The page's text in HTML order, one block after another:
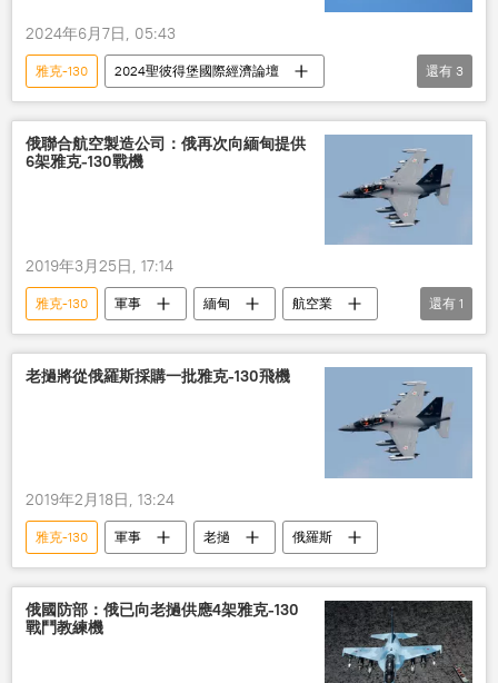
2024年6月7日, 05:43
雅克-130
2024聖彼得堡國際經濟論壇
軍事
俄羅斯國防出口公司
訂單
蘇-30
還有 3
俄聯合航空製造公司：俄再次向緬甸提供
6架雅克-130戰機
2019年3月25日, 17:14
雅克-130 軍事 緬甸
航空業
俄羅斯
還有 1
老撾將從俄羅斯採購一批雅克-130飛機
2019年2月18日, 13:24
雅克-130 軍事 老撾 俄羅斯
俄國防部：俄已向老撾供應4架雅克-130
戰鬥教練機